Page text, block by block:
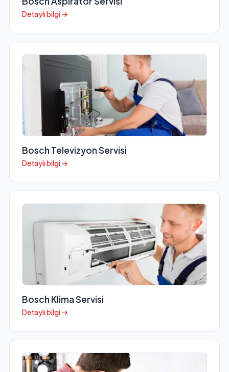
Detaylı bilgi →
Bosch Televizyon Servisi
Detaylı bilgi →
Bosch Klima Servisi
Detaylı bilgi →